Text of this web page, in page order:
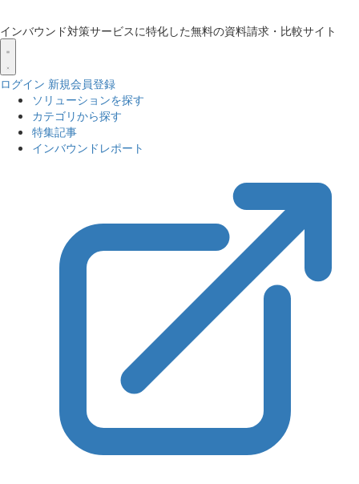
インバウンド対策サービスに特化した無料の資料請求・比較サイト
ログイン 新規会員登録
ソリューションを探す
カテゴリから探す
特集記事
インバウンドレポート